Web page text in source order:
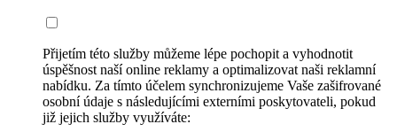
Přijetím této služby můžeme lépe pochopit a vyhodnotit
úspěšnost naší online reklamy a optimalizovat naši reklamní
nabídku. Za tímto účelem synchronizujeme Vaše zašifrované
osobní údaje s následujícími externími poskytovateli, pokud
již jejich služby využíváte: